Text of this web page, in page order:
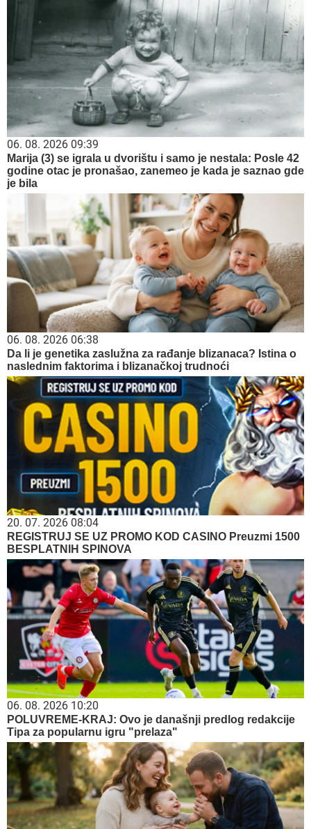
06. 08. 2026 09:39
Marija (3) se igrala u dvorištu i samo je nestala: Posle 42
godine otac je pronašao, zanemeo je kada je saznao gde
je bila
06. 08. 2026 06:38
Da li je genetika zaslužna za rađanje blizanaca? Istina o
naslednim faktorima i blizanačkoj trudnoći
20. 07. 2026 08:04
REGISTRUJ SE UZ PROMO KOD CASINO Preuzmi 1500
BESPLATNIH SPINOVA
06. 08. 2026 10:20
POLUVREME-KRAJ: Ovo je današnji predlog redakcije
Tipa za popularnu igru "prelaza"